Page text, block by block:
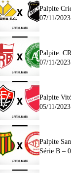
Palpite
07/11/2023
Palpite:
07/11/2023
Palpite
05/11/2023
Palpite
Série B –